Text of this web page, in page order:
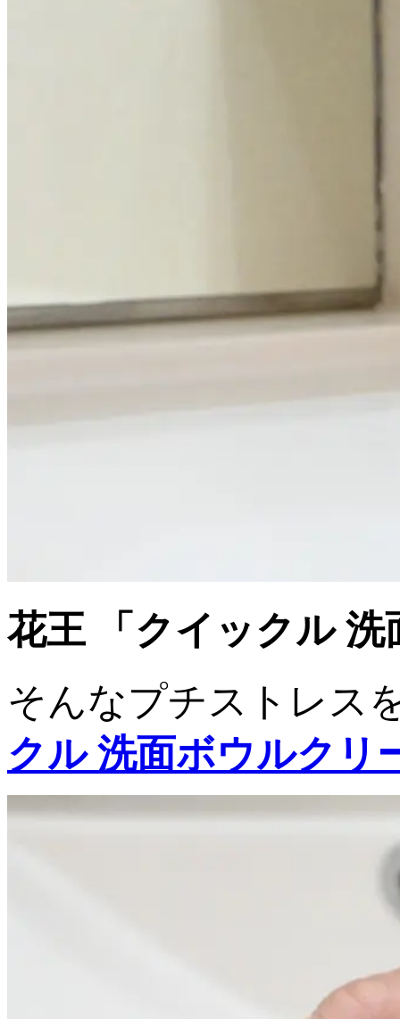
花王 「クイックル 洗
そんなプチストレス
クル 洗面ボウルクリ